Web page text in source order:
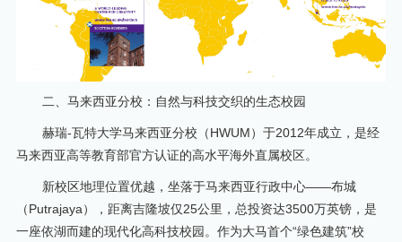
二、马来西亚分校：自然与科技交织的生态校园
赫瑞-瓦特大学马来西亚分校（HWUM）于2012年成立，是经
马来西亚高等教育部官方认证的高水平海外直属校区。
新校区地理位置优越，坐落于马来西亚行政中心——布城
（Putrajaya），距离吉隆坡仅25公里，总投资达3500万英镑，是
一座依湖而建的现代化高科技校园。作为大马首个“绿色建筑”校